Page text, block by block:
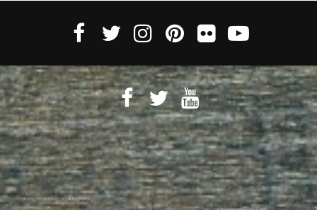
Witaly S.r.l. © 2011-2023 All rights reserved Partita Iva 10890471005 Witaly